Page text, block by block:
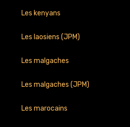
Les kenyans
Les laosiens (JPM)
Les malgaches
Les malgaches (JPM)
Les marocains